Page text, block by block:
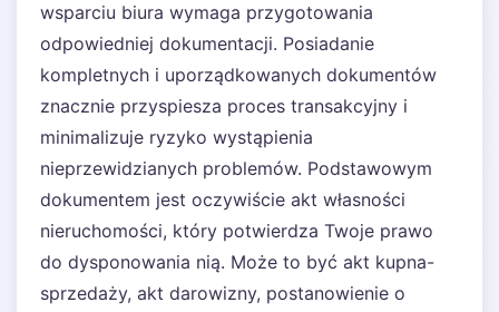
wsparciu biura wymaga przygotowania
odpowiedniej dokumentacji. Posiadanie
kompletnych i uporządkowanych dokumentów
znacznie przyspiesza proces transakcyjny i
minimalizuje ryzyko wystąpienia
nieprzewidzianych problemów. Podstawowym
dokumentem jest oczywiście akt własności
nieruchomości, który potwierdza Twoje prawo
do dysponowania nią. Może to być akt kupna-
sprzedaży, akt darowizny, postanowienie o